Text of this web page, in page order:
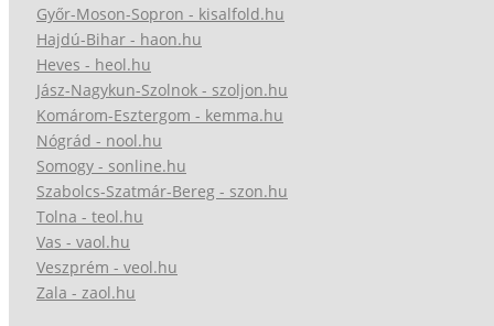
Győr-Moson-Sopron - kisalfold.hu
Hajdú-Bihar - haon.hu
Heves - heol.hu
Jász-Nagykun-Szolnok - szoljon.hu
Komárom-Esztergom - kemma.hu
Nógrád - nool.hu
Somogy - sonline.hu
Szabolcs-Szatmár-Bereg - szon.hu
Tolna - teol.hu
Vas - vaol.hu
Veszprém - veol.hu
Zala - zaol.hu